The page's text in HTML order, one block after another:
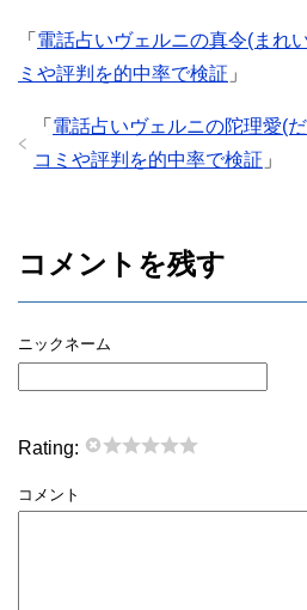
「 電話占いヴェルニの真令(まれ
ミや評判を的中率で検証 」
「 電話占いヴェルニの陀理愛(
コミや評判を的中率で検証 」
コメントを残す
ニックネーム
Rating:
コメント